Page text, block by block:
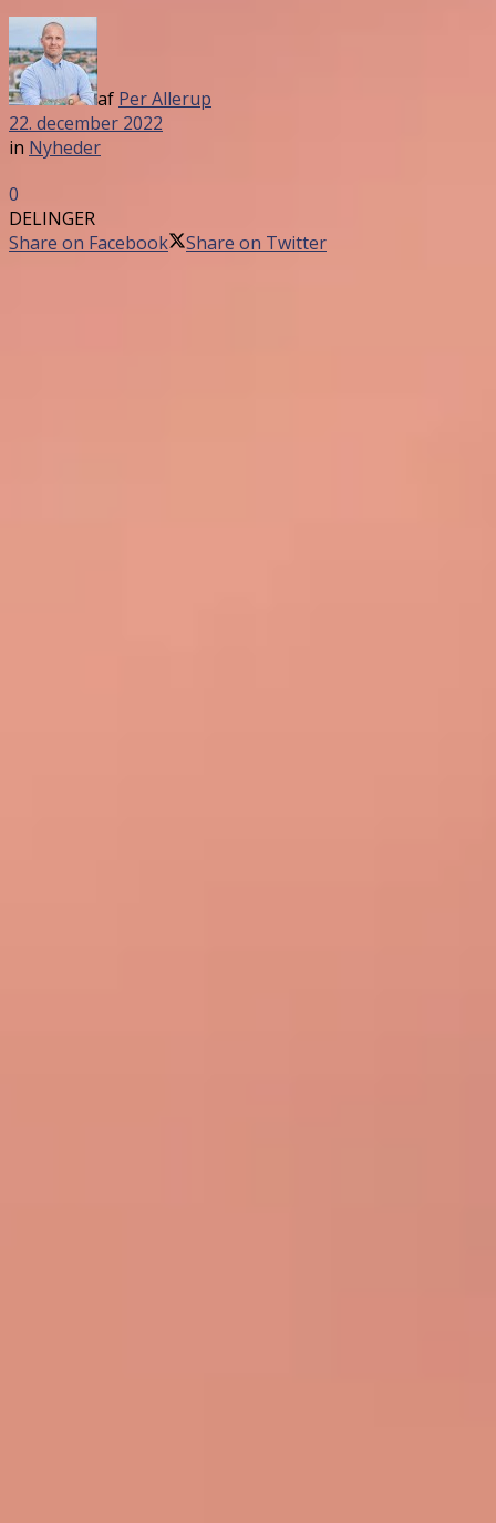
af Per Allerup
22. december 2022
in Nyheder
0
DELINGER
Share on Facebook
Share on Twitter